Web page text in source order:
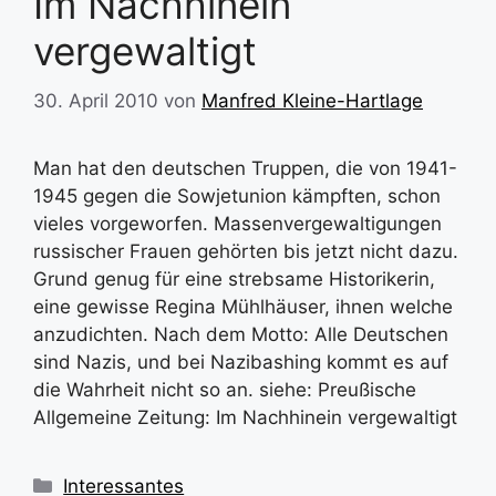
vergewaltigt
30. April 2010 von Manfred Kleine-Hartlage
Man hat den deutschen Truppen, die von 1941-
1945 gegen die Sowjetunion kämpften, schon
vieles vorgeworfen. Massenvergewaltigungen
russischer Frauen gehörten bis jetzt nicht dazu.
Grund genug für eine strebsame Historikerin,
eine gewisse Regina Mühlhäuser, ihnen welche
anzudichten. Nach dem Motto: Alle Deutschen
sind Nazis, und bei Nazibashing kommt es auf
die Wahrheit nicht so an. siehe: Preußische
Allgemeine Zeitung: Im Nachhinein vergewaltigt
Kategorien
Interessantes